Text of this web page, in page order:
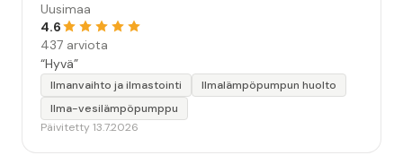
Uusimaa
4.6
437 arviota
“Hyvä”
Ilmanvaihto ja ilmastointi
Ilmalämpöpumpun huolto
Ilma-vesilämpöpumppu
Päivitetty 13.7.2026